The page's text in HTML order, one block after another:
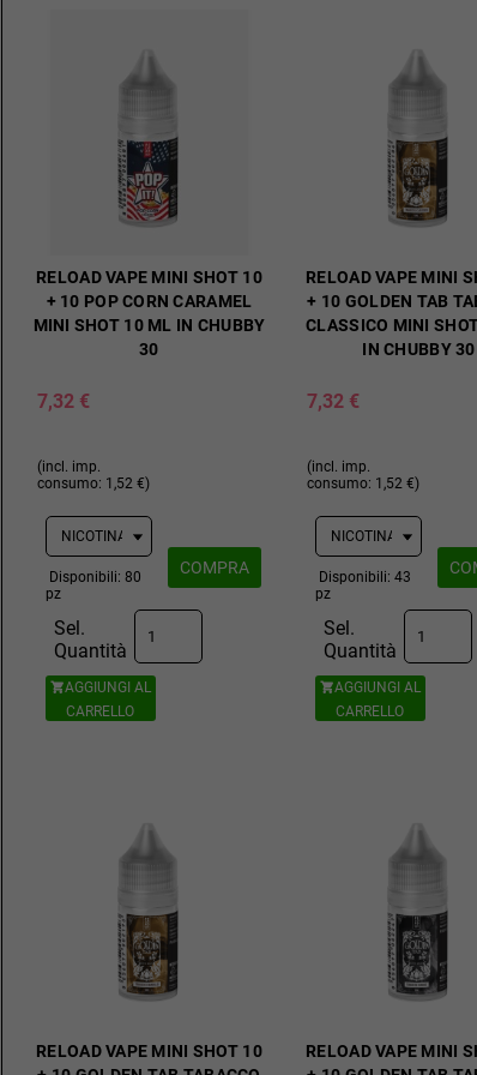
RELOAD VAPE MINI SHOT 10
+ 10 POP CORN CARAMEL
MINI SHOT 10 ML IN CHUBBY
30
7,32 €
(incl. imp.
consumo: 1,52 €)
Disponibili: 80
pz
Sel.
Quantità
AGGIUNGI AL
CARRELLO
COMPRA
RELOAD VAPE MINI
+ 10 GOLDEN TAB
CLASSICO MINI
IN CHUBBY 30
7,32 €
(incl. imp.
consumo: 1,52 €)
Disponibili: 43
pz
Sel.
Quantità
AGGIUNGI AL
CARRELLO
RELOAD VAPE MINI SHOT 10
RELOAD VAPE MINI